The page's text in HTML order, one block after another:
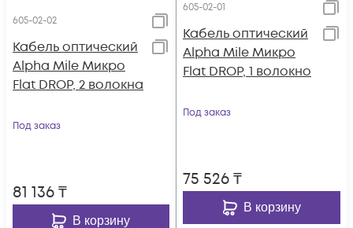
605-02-02
Кабель оптический
Alpha Mile Микро
Flat DROP, 2 волокна
Под заказ
81 136₸
В корзину
605-02-01
Кабель оптический
Alpha Mile Микро
Flat DROP, 1 волокно
Под заказ
75 526₸
В корзину